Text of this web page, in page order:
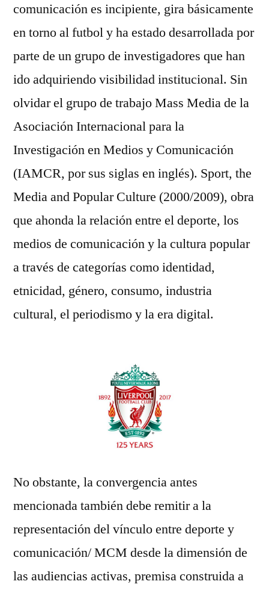
comunicación es incipiente, gira básicamente
en torno al futbol y ha estado desarrollada por
parte de un grupo de investigadores que han
ido adquiriendo visibilidad institucional. Sin
olvidar el grupo de trabajo Mass Media de la
Asociación Internacional para la
Investigación en Medios y Comunicación
(IAMCR, por sus siglas en inglés). Sport, the
Media and Popular Culture (2000/2009), obra
que ahonda la relación entre el deporte, los
medios de comunicación y la cultura popular
a través de categorías como identidad,
etnicidad, género, consumo, industria
cultural, el periodismo y la era digital.
No obstante, la convergencia antes
mencionada también debe remitir a la
representación del vínculo entre deporte y
comunicación/ MCM desde la dimensión de
las audiencias activas, premisa construida a